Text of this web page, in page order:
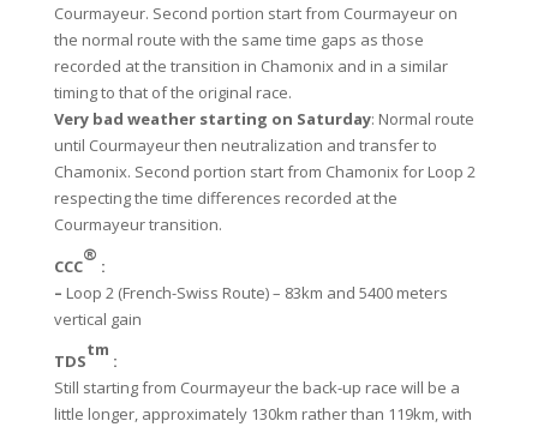
Courmayeur. Second portion start from Courmayeur on
the normal route with the same time gaps as those
recorded at the transition in Chamonix and in a similar
timing to that of the original race.
Very bad weather starting on Saturday: Normal route
until Courmayeur then neutralization and transfer to
Chamonix. Second portion start from Chamonix for Loop 2
respecting the time differences recorded at the
Courmayeur transition.
CCC
®
:
– Loop 2 (French-Swiss Route) – 83km and 5400 meters
vertical gain
TDS
tm
:
Still starting from Courmayeur the back-up race will be a
little longer, approximately 130km rather than 119km, with